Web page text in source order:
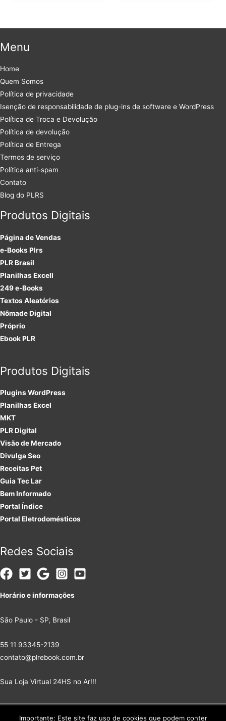
Menu
Home
Quem Somos
Política de privacidade
Isenção de responsabilidade de plug-ins de software e WordPress
Política de Troca e Devolução
Política de devolução
Política de Entrega
Termos de serviço
Política anti-spam
Contato
Blog do PLRS
Produtos Digitais
Página de Vendas
e-Books Plrs
PLR Brasil
Planilhas Excell
249 e-Books
Textos Aleatórios
Nômade Digital
Próprio
Ebook PLR
Produtos Digitais
PluginsWordPress
Planilhas Excel
MKT
PLRDigital
Visão de Mercado
Divulga Seo
Receitas Pet
Guia Tec Lar
Bem Informado
Portal Índice
Portal Eletrodomésticos
Redes Sociais
Horário e informações
São Paulo - SP, Brasil
55 11 93345-2139
contato@plrebook.com.br
Sua Loja Virtual 24HS no Ar!!!
Importante: Este site faz uso de cookies que podem conter